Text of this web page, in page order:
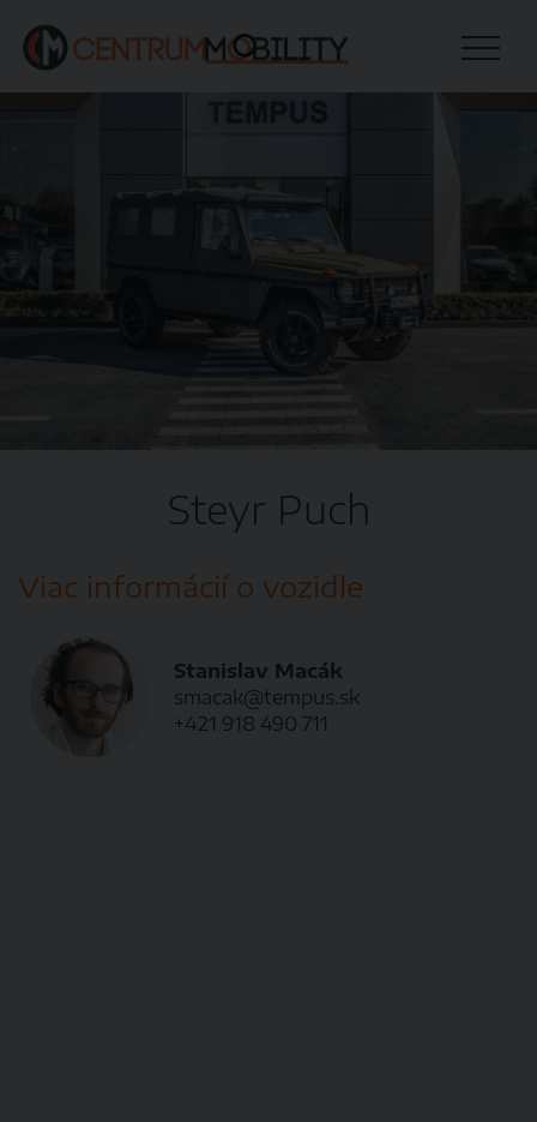
Steyr Puch
Viac informácií o vozidle
Stanislav Macák
smacak@tempus.sk
+421 918 490 711